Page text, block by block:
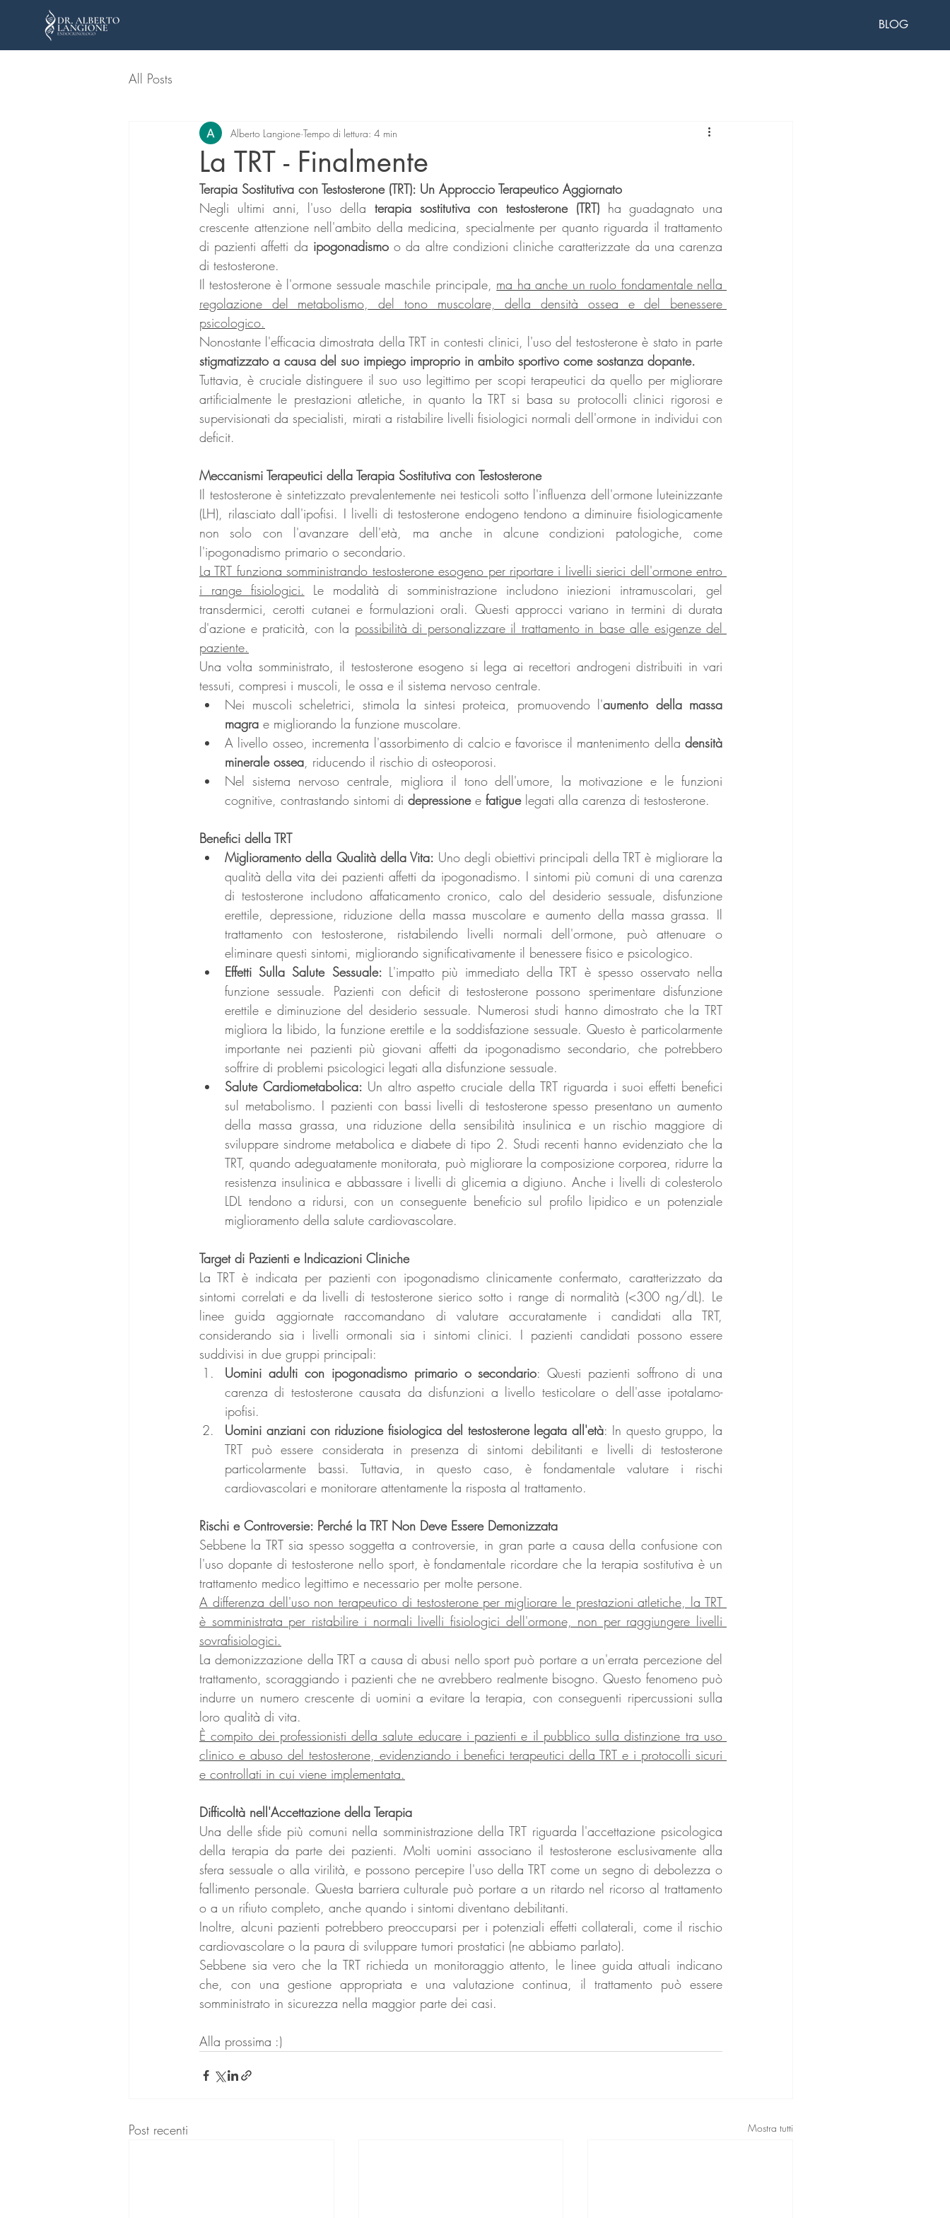
BLOG
All Posts
La TRT - Finalmente
Alberto Langione Tempo di lettura: 4 min
Terapia Sostitutiva con Testosterone (TRT): Un Approccio Terapeutico Aggiornato
Negli ultimi anni, l'uso della terapia sostitutiva con testosterone (TRT) ha guadagnato una
crescente attenzione nell'ambito della medicina, specialmente per quanto riguarda il trattamento
di pazienti affetti da ipogonadismo o da altre condizioni cliniche caratterizzate da una carenza
di testosterone.
Il testosterone è l'ormone sessuale maschile principale, ma ha anche un ruolo fondamentale nella
regolazione del metabolismo, del tono muscolare, della densità ossea e del benessere
psicologico.
stigmatizzato a causa del suo impiego improprio in ambito sportivo come sostanza dopante.
Tuttavia, è cruciale distinguere il suo uso legittimo per scopi terapeutici da quello per migliorare
artificialmente le prestazioni atletiche, in quanto la TRT si basa su protocolli clinici rigorosi e
supervisionati da specialisti, mirati a ristabilire livelli fisiologici normali dell'ormone in individui con
deficit.
Meccanismi Terapeutici della Terapia Sostitutiva con Testosterone
Il testosterone è sintetizzato prevalentemente nei testicoli sotto l'influenza dell'ormone luteinizzante
(LH), rilasciato dall'ipofisi. I livelli di testosterone endogeno tendono a diminuire fisiologicamente
non solo con l'avanzare dell'età, ma anche in alcune condizioni patologiche, come
l'ipogonadismo primario o secondario.
La TRT funziona somministrando testosterone esogeno per riportare i livelli sierici dell'ormone entro
i range fisiologici. Le modalità di somministrazione includono iniezioni intramuscolari, gel
transdermici, cerotti cutanei e formulazioni orali. Questi approcci variano in termini di durata
d'azione e praticità, con la possibilità di personalizzare il trattamento in base alle esigenze del
paziente.
Una volta somministrato, il testosterone esogeno si lega ai recettori androgeni distribuiti in vari
tessuti, compresi i muscoli, le ossa e il sistema nervoso centrale.
Nei muscoli scheletrici, stimola la sintesi proteica, promuovendo l'aumento della massa
magra e migliorando la funzione muscolare.
A livello osseo, incrementa l'assorbimento di calcio e favorisce il mantenimento della densità
minerale ossea, riducendo il rischio di osteoporosi.
Nel sistema nervoso centrale, migliora il tono dell'umore, la motivazione e le funzioni
cognitive, contrastando sintomi di depressione e fatigue legati alla carenza di testosterone.
Benefici della TRT
Miglioramento della Qualità della Vita: Uno degli obiettivi principali della TRT è migliorare la
qualità della vita dei pazienti affetti da ipogonadismo. I sintomi più comuni di una carenza
di testosterone includono affaticamento cronico, calo del desiderio sessuale, disfunzione
erettile, depressione, riduzione della massa muscolare e aumento della massa grassa. Il
trattamento con testosterone, ristabilendo livelli normali dell'ormone, può attenuare o
eliminare questi sintomi, migliorando significativamente il benessere fisico e psicologico.
Effetti Sulla Salute Sessuale: L'impatto più immediato della TRT è spesso osservato nella
funzione sessuale. Pazienti con deficit di testosterone possono sperimentare disfunzione
erettile e diminuzione del desiderio sessuale. Numerosi studi hanno dimostrato che la TRT
migliora la libido, la funzione erettile e la soddisfazione sessuale. Questo è particolarmente
importante nei pazienti più giovani affetti da ipogonadismo secondario, che potrebbero
soffrire di problemi psicologici legati alla disfunzione sessuale.
Salute Cardiometabolica: Un altro aspetto cruciale della TRT riguarda i suoi effetti benefici
sul metabolismo. I pazienti con bassi livelli di testosterone spesso presentano un aumento
della massa grassa, una riduzione della sensibilità insulinica e un rischio maggiore di
sviluppare sindrome metabolica e diabete di tipo 2. Studi recenti hanno evidenziato che la
TRT, quando adeguatamente monitorata, può migliorare la composizione corporea, ridurre la
resistenza insulinica e abbassare i livelli di glicemia a digiuno. Anche i livelli di colesterolo
LDL tendono a ridursi, con un conseguente beneficio sul profilo lipidico e un potenziale
miglioramento della salute cardiovascolare.
Target di Pazienti e Indicazioni Cliniche
La TRT è indicata per pazienti con ipogonadismo clinicamente confermato, caratterizzato da
sintomi correlati e da livelli di testosterone sierico sotto i range di normalità (<300 ng/dL). Le
linee guida aggiornate raccomandano di valutare accuratamente i candidati alla TRT,
considerando sia i livelli ormonali sia i sintomi clinici. I pazienti candidati possono essere
suddivisi in due gruppi principali:
Uomini adulti con ipogonadismo primario o secondario: Questi pazienti soffrono di una
carenza di testosterone causata da disfunzioni a livello testicolare o dell'asse ipotalamo-
ipofisi.
Uomini anziani con riduzione fisiologica del testosterone legata all'età: In questo gruppo, la
TRT può essere considerata in presenza di sintomi debilitanti e livelli di testosterone
particolarmente bassi. Tuttavia, in questo caso, è fondamentale valutare i rischi
cardiovascolari e monitorare attentamente la risposta al trattamento.
Rischi e Controversie: Perché la TRT Non Deve Essere Demonizzata
Sebbene la TRT sia spesso soggetta a controversie, in gran parte a causa della confusione con
l'uso dopante di testosterone nello sport, è fondamentale ricordare che la terapia sostitutiva è un
trattamento medico legittimo e necessario per molte persone.
A differenza dell'uso non terapeutico di testosterone per migliorare le prestazioni atletiche, la TRT
è somministrata per ristabilire i normali livelli fisiologici dell'ormone, non per raggiungere livelli
sovrafisiologici.
La demonizzazione della TRT a causa di abusi nello sport può portare a un'errata percezione del
trattamento, scoraggiando i pazienti che ne avrebbero realmente bisogno. Questo fenomeno può
indurre un numero crescente di uomini a evitare la terapia, con conseguenti ripercussioni sulla
loro qualità di vita.
È compito dei professionisti della salute educare i pazienti e il pubblico sulla distinzione tra uso
clinico e abuso del testosterone, evidenziando i benefici terapeutici della TRT e i protocolli sicuri
e controllati in cui viene implementata.
Difficoltà nell'Accettazione della Terapia
Una delle sfide più comuni nella somministrazione della TRT riguarda l'accettazione psicologica
della terapia da parte dei pazienti. Molti uomini associano il testosterone esclusivamente alla
sfera sessuale o alla virilità, e possono percepire l'uso della TRT come un segno di debolezza o
fallimento personale. Questa barriera culturale può portare a un ritardo nel ricorso al trattamento
o a un rifiuto completo, anche quando i sintomi diventano debilitanti.
Inoltre, alcuni pazienti potrebbero preoccuparsi per i potenziali effetti collaterali, come il rischio
cardiovascolare o la paura di sviluppare tumori prostatici (ne abbiamo parlato).
Sebbene sia vero che la TRT richieda un monitoraggio attento, le linee guida attuali indicano
che, con una gestione appropriata e una valutazione continua, il trattamento può essere
somministrato in sicurezza nella maggior parte dei casi.
Alla prossima :)
Post recenti Mostra tutti